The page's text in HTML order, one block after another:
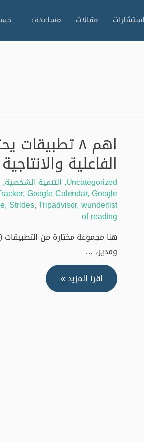
استشارات مقالات مساعدة
اهم ٨
الفاعلية والانتاجية
Uncategorized
, التنمية الشخصية,
,Google Calendar,Google
, Strides,Tripadvisor,wunderlist
of reading
ومدير، …
اهم
٨
اقرأ المزيد »